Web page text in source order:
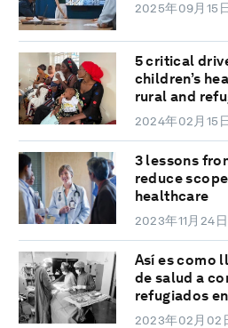
2025年09月15日
5 critical
children’s
rural and
2024年02月15日
3 lessons
reduce
healthcare
2023年11月24日
Así es como
de salud a
refugiados
2023年02月02